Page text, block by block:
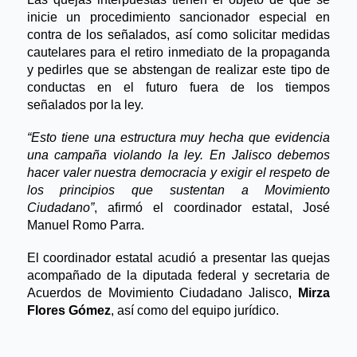
inicie un procedimiento sancionador especial en
contra de los señalados, así como solicitar medidas
cautelares para el retiro inmediato de la propaganda
y pedirles que se abstengan de realizar este tipo de
conductas en el futuro fuera de los tiempos
señalados por la ley.
“Esto tiene una estructura muy hecha que evidencia
una campaña violando la ley. En Jalisco debemos
hacer valer nuestra democracia y exigir el respeto de
los principios que sustentan a Movimiento
Ciudadano”, afirmó el coordinador estatal, José
Manuel Romo Parra.
El coordinador estatal acudió a presentar las quejas
acompañado de la diputada federal y secretaria de
Acuerdos de Movimiento Ciudadano Jalisco, Mirza
Flores Gómez, así como del equipo jurídico.